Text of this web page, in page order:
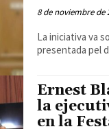
8 de noviembre de
La iniciativa va
presentada pel
Ernest
la
en la